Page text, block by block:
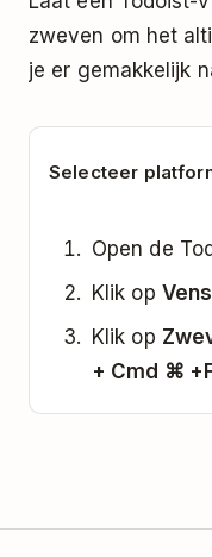
zweven om het
je er gemakkelijk
Selecteer
Open de
Klik op
Klik op
+ Cmd ⌘